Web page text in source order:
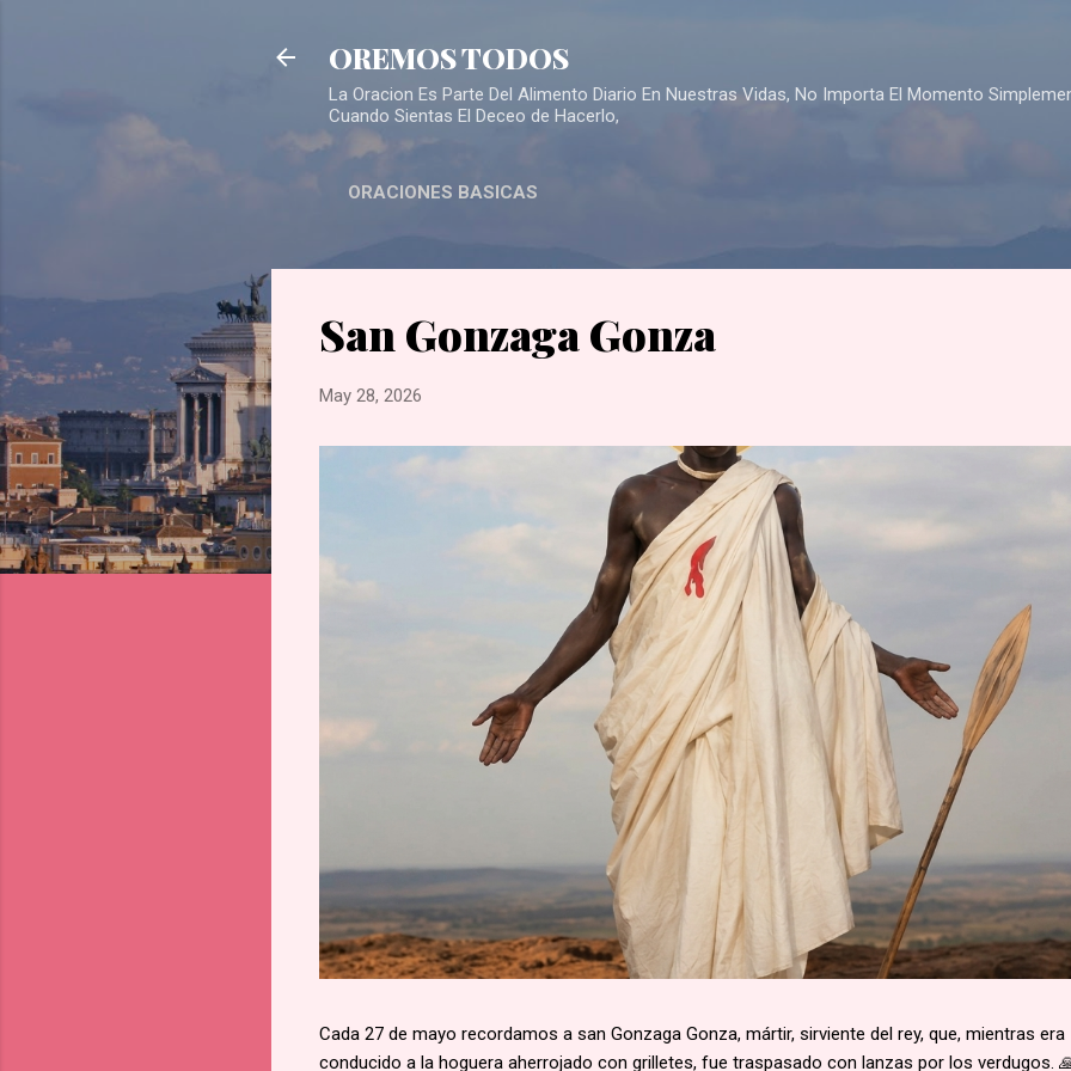
OREMOS TODOS
La Oracion Es Parte Del Alimento Diario En Nuestras Vidas, No Importa El Momento
Cuando Sientas El Deceo de Hacerlo,
ORACIONES BASICAS
San Gonzaga Gonza
May 28, 2026
Cada 27 de mayo recordamos a san Gonzaga Gonza, mártir, sirviente del rey, que, mientras era
conducido a la hoguera aherrojado con grilletes, fue traspasado con lanzas por los verdugos.